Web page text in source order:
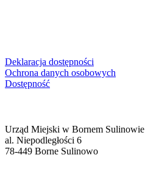
Deklaracja dostępności
Ochrona danych osobowych
Dostępność
Urząd Miejski w Bornem Sulinowie
al. Niepodległości 6
78-449 Borne Sulinowo